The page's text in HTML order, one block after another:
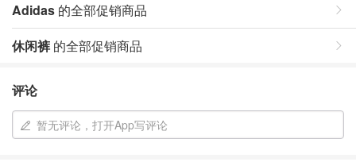
Adidas 的全部促销商品
休闲裤 的全部促销商品
评论
暂无评论，打开App写评论